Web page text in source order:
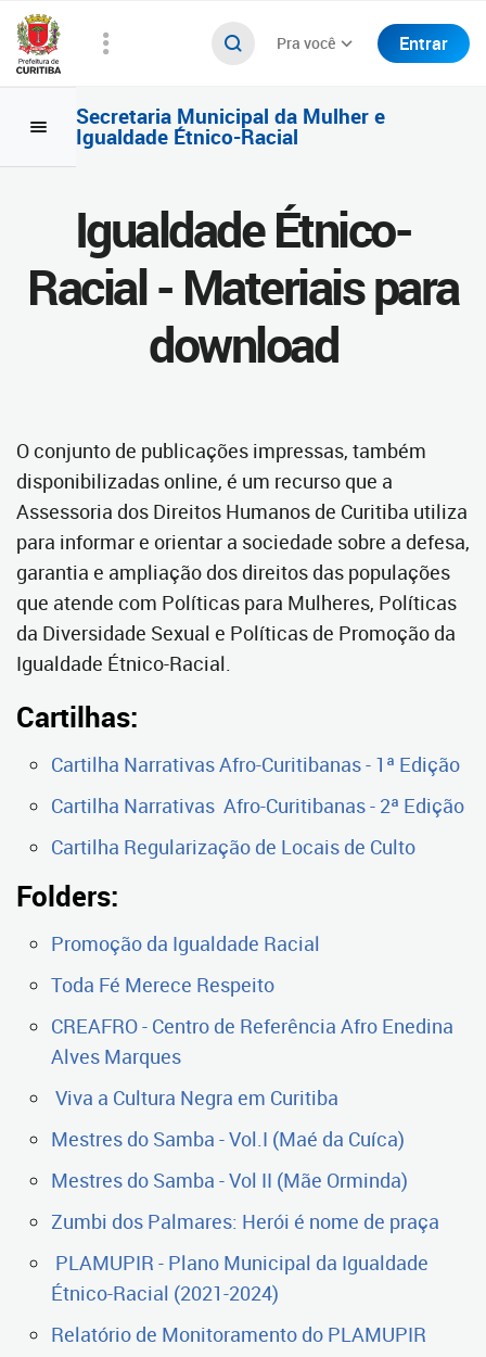
Pra você Entrar
Secretaria Municipal da Mulher e
Igualdade Étnico-Racial
Igualdade Étnico-
Racial - Materiais para
download
O conjunto de publicações impressas, também
disponibilizadas online, é um recurso que a
Assessoria dos Direitos Humanos de Curitiba utiliza
para informar e orientar a sociedade sobre a defesa,
garantia e ampliação dos direitos das populações
que atende com Políticas para Mulheres, Políticas
da Diversidade Sexual e Políticas de Promoção da
Igualdade Étnico-Racial.
Cartilhas:
Cartilha Narrativas Afro-Curitibanas - 1ª Edição
Cartilha Narrativas Afro-Curitibanas - 2ª Edição
Cartilha Regularização de Locais de Culto
Folders:
Promoção da Igualdade Racial
Toda Fé Merece Respeito
CREAFRO - Centro de Referência Afro Enedina
Alves Marques
Viva a Cultura Negra em Curitiba
Mestres do Samba - Vol.I (Maé da Cuíca)
Mestres do Samba - Vol II (Mãe Orminda)
Zumbi dos Palmares: Herói é nome de praça
PLAMUPIR - Plano Municipal da Igualdade
Étnico-Racial (2021-2024)
Relatório de Monitoramento do PLAMUPIR